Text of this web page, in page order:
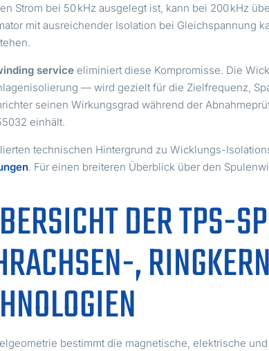
Strom bei 50 kHz ausgelegt ist, kann bei 200 kHz
mit ausreichender Isolation bei Gleichspannung
service eliminiert diese Kompromisse. Die
— wird gezielt für die Zielfrequenz,
seinen Wirkungsgrad während der
einhält.
technischen Hintergrund zu Wicklungs-
. Für einen breiteren Überblick über den
DER TPS-
,
bestimmt die magnetische, elektrische